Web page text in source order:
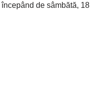
începând de sâmbătă,